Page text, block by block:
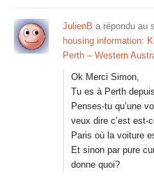
JulienB a répondu au
housing information:
Perth – Western
Ok Merci Simon,
Tu es à Perth
Penses-tu qu’une
veux dire c’est est-
Paris où la voiture
Et sinon par pure
donne quoi?